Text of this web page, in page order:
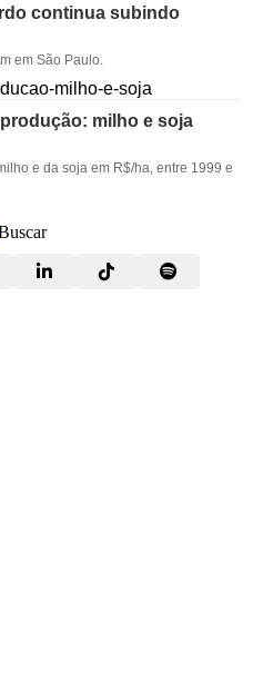
continua subindo
em São Paulo.
milho e soja
e da soja em R$/ha, entre 1999 e